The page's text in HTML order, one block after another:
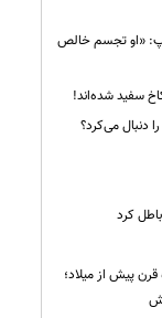
«او تجسم خالص
سفید شده‌اند!
کرد
گستره امپراتوری ایران در ۵ قرن پیش از میلاد؛